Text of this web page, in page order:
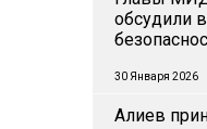
обсудили
30 Января 2026
Алиев